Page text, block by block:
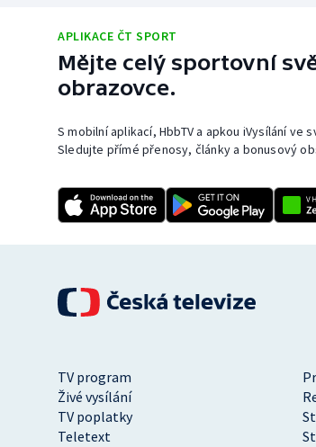
APLIKACE ČT SPORT
Mějte celý sportovní
obrazovce.
S mobilní aplikací, HbbTV a apkou iVysílání
Sledujte přímé přenosy, články a bonusový
TV program
Živé vysílání
TV poplatky
Teletext